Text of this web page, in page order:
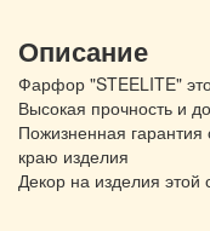
Описание
Фарфор "STEELITE"
Высокая прочность и
Пожизненная
краю изделия
Декор на изделия этой